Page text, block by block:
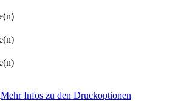
Mehr Infos zu den Druckoptionen